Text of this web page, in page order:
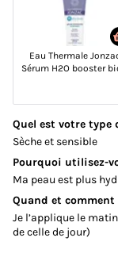
Vos coups de
Routines
À vous de jouer
Concours
Test produits
Plus d'infos
Eau Thermale
Sérum H2O booster
Quel est votre type
Sèche et sensible
Pourquoi utilisez-
Ma peau est plus
Quand et
Je l’applique le
de celle de jour)